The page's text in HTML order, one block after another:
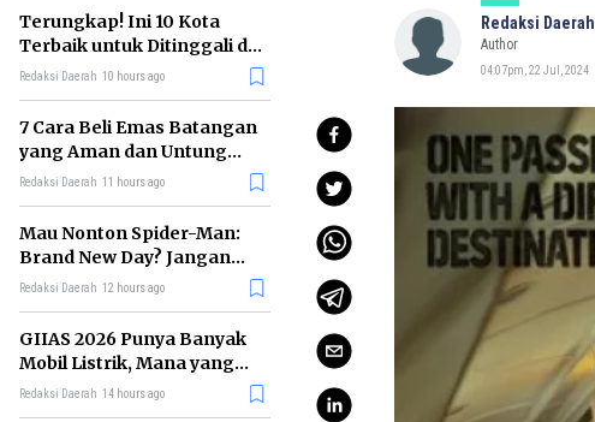
Terungkap! Ini 10 Kota
Terbaik untuk Ditinggali di
Dunia Tahun 2026
Redaksi Daerah 10 hours ago
7 Cara Beli Emas Batangan
yang Aman dan Untung
untuk Pemula
Redaksi Daerah 11 hours ago
Mau Nonton Spider-Man:
Brand New Day? Jangan
Lewatkan 6 Film Penting
Redaksi Daerah 12 hours ago
GIIAS 2026 Punya Banyak
Mobil Listrik, Mana yang
Cocok untuk Gaji Rp10 Juta?
Redaksi Daerah 14 hours ago
Redaksi Daerah
Author
04:07pm, 22 Jul, 2024